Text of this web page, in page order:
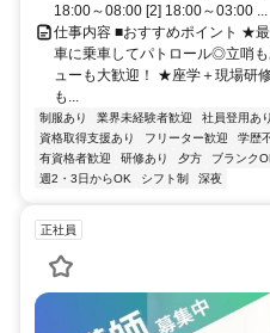
18:00～08:00 [2] 18:00～03:00 ...
仕事内容 ■おすすめポイント ★
車に乗車してパトロール◎立哨
ューも大歓迎！ ★座学＋現場研
も...
制服あり 業界未経験者歓迎 社員登用あり
資格取得支援あり
フリーター歓迎 学歴
有資格者歓迎
研修あり 夕方 ブランク
週2・3日からOK
シフト制 深夜
正社員